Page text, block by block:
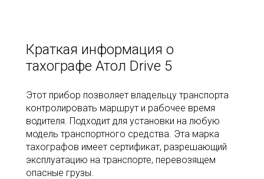
Краткая информация о
тахографе Атол Drive 5
Этот прибор позволяет владельцу транспорта
контролировать маршрут и рабочее время
водителя. Подходит для установки на любую
модель транспортного средства. Эта марка
тахографов имеет сертификат, разрешающий
эксплуатацию на транспорте, перевозящем
опасные грузы.